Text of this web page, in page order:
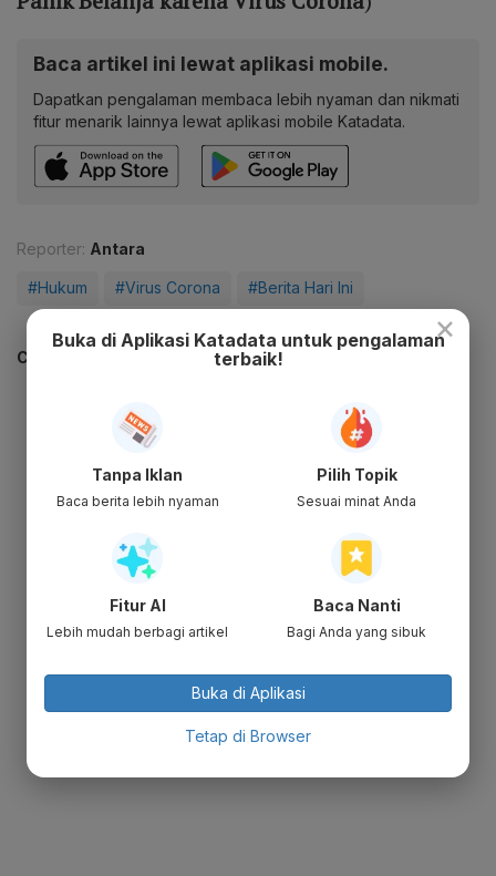
Baca artikel ini lewat aplikasi mobile.
Dapatkan pengalaman membaca lebih nyaman dan nikmati
fitur menarik lainnya lewat aplikasi mobile Katadata.
Reporter: Antara
#Hukum #Virus Corona #Berita Hari Ini
CEK JUGA DATA INI
×
Buka di Aplikasi Katadata untuk pengalaman
terbaik!
Tanpa Iklan
Baca berita lebih nyaman
Pilih Topik
Sesuai minat Anda
Fitur AI
Lebih mudah berbagi artikel
Baca Nanti
Bagi Anda yang sibuk
Buka di Aplikasi
Tetap di Browser